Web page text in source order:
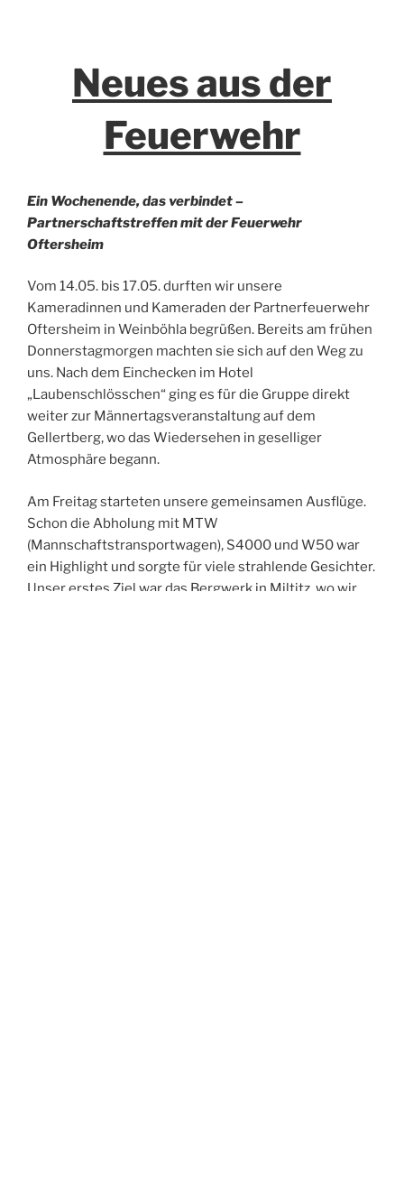
Neues aus der
Feuerwehr
Ein Wochenende, das verbindet –
Partnerschaftstreffen mit der Feuerwehr
Oftersheim
Vom 14.05. bis 17.05. durften wir unsere
Kameradinnen und Kameraden der Partnerfeuerwehr
Oftersheim in Weinböhla begrüßen. Bereits am frühen
Donnerstagmorgen machten sie sich auf den Weg zu
uns. Nach dem Einchecken im Hotel
„Laubenschlösschen“ ging es für die Gruppe direkt
weiter zur Männertagsveranstaltung auf dem
Gellertberg, wo das Wiedersehen in geselliger
Atmosphäre begann.
Am Freitag starteten unsere gemeinsamen Ausflüge.
Schon die Abholung mit MTW
(Mannschaftstransportwagen), S4000 und W50 war
ein Highlight und sorgte für viele strahlende Gesichter.
Unser erstes Ziel war das Bergwerk in Miltitz, wo wir